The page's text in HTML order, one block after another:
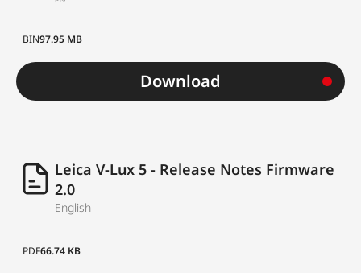
BIN97.95 MB
Download
Leica V-Lux 5 - Release Notes Firmware
2.0
English
PDF66.74 KB